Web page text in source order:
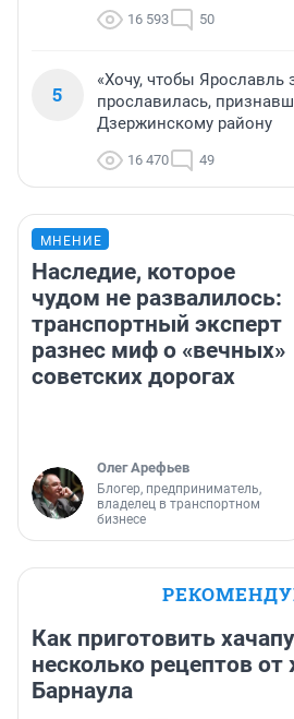
16 593 50
5
«Хочу, чтобы Ярославль
прославилась,
Дзержинскому району
16 470 49
МНЕНИЕ
Наследие, которое
чудом не развалилось:
транспортный эксперт
разнес миф о «вечных»
советских дорогах
Олег Арефьев
Блогер, предприниматель,
владелец в транспортном
бизнесе
Как приготовить
несколько рецептов
Барнаула